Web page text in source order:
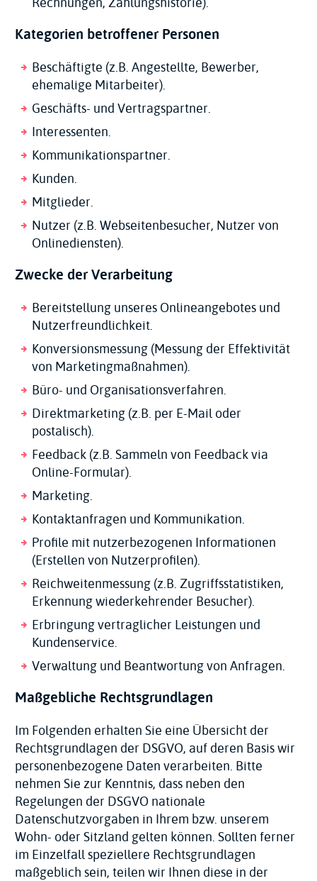
Kategorien betroffener Personen
Beschäftigte (z.B. Angestellte, Bewerber,
ehemalige Mitarbeiter).
Geschäfts- und Vertragspartner.
Interessenten.
Kommunikationspartner.
Kunden.
Mitglieder.
Nutzer (z.B. Webseitenbesucher, Nutzer von
Onlinediensten).
Zwecke der Verarbeitung
Bereitstellung unseres Onlineangebotes und
Nutzerfreundlichkeit.
Konversionsmessung (Messung der Effektivität
von Marketingmaßnahmen).
Büro- und Organisationsverfahren.
Direktmarketing (z.B. per E-Mail oder
postalisch).
Feedback (z.B. Sammeln von Feedback via
Online-Formular).
Marketing.
Kontaktanfragen und Kommunikation.
Profile mit nutzerbezogenen Informationen
(Erstellen von Nutzerprofilen).
Reichweitenmessung (z.B. Zugriffsstatistiken,
Erkennung wiederkehrender Besucher).
Erbringung vertraglicher Leistungen und
Kundenservice.
Verwaltung und Beantwortung von Anfragen.
Maßgebliche Rechtsgrundlagen
Im Folgenden erhalten Sie eine Übersicht der
Rechtsgrundlagen der DSGVO, auf deren Basis wir
personenbezogene Daten verarbeiten. Bitte
nehmen Sie zur Kenntnis, dass neben den
Regelungen der DSGVO nationale
Datenschutzvorgaben in Ihrem bzw. unserem
Wohn- oder Sitzland gelten können. Sollten ferner
im Einzelfall speziellere Rechtsgrundlagen
maßgeblich sein, teilen wir Ihnen diese in der